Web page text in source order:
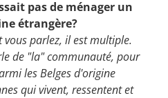
pas de ménager un
étrangère?
vous parlez, il est multiple.
de "la" communauté, pour
les Belges d'origine
qui vivent, ressentent et